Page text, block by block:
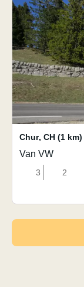
Chur, CH (1 km)
Van VW
3 2